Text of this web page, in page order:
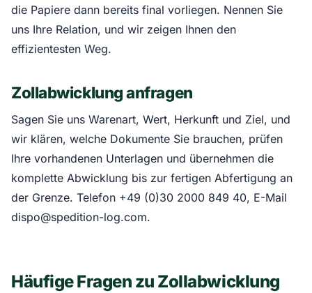
die Papiere dann bereits final vorliegen. Nennen Sie
uns Ihre Relation, und wir zeigen Ihnen den
effizientesten Weg.
Zollabwicklung anfragen
Sagen Sie uns Warenart, Wert, Herkunft und Ziel, und
wir klären, welche Dokumente Sie brauchen, prüfen
Ihre vorhandenen Unterlagen und übernehmen die
komplette Abwicklung bis zur fertigen Abfertigung an
der Grenze. Telefon +49 (0)30 2000 849 40, E-Mail
dispo@spedition-log.com.
Häufige Fragen zu Zollabwicklung